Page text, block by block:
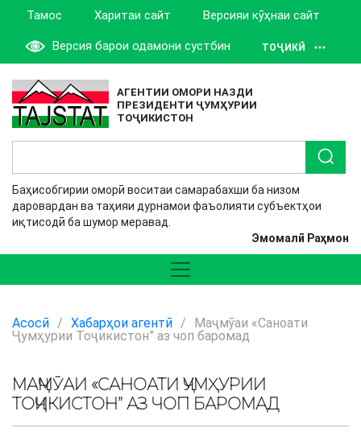
Тамос Харитаи сайт Версияи кӯҳнаи сайт
Версия барои одамони сустбин ТОҶИКӢ
АГЕНТИИ ОМОРИ НАЗДИ
ПРЕЗИДЕНТИ ҶУМҲУРИИ
ТОҶИКИСТОН
Баҳисобгирии оморӣ воситаи самарабахши ба низом
даровардан ва таҳияи дурнамои фаъолияти субъектҳои
иқтисодӣ ба шумор меравад.
Эмомалӣ Раҳмон
Асосӣ / Хабарҳои агентӣ /
Маҷмӯаи «Саноати
Ҷумҳурии Тоҷикистон” аз чоп баромад
МАҶМӮАИ «САНОАТИ ҶУМҲУРИИ
ТОҶИКИСТОН” АЗ ЧОП БАРОМАД